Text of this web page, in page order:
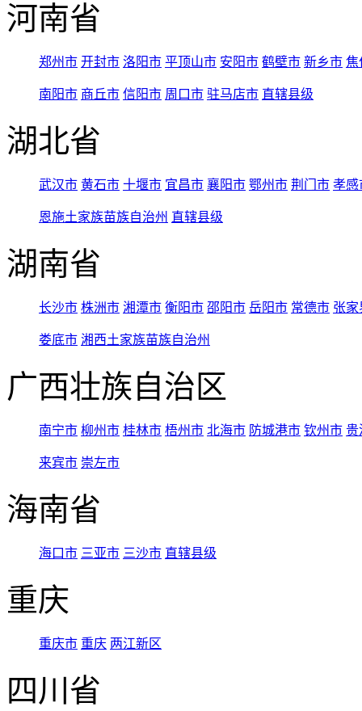
河南省
郑州市 开封市 洛阳市 平顶山市 安阳市 鹤壁市 新乡市 焦
南阳市 商丘市 信阳市 周口市 驻马店市 直辖县级
湖北省
武汉市 黄石市 十堰市 宜昌市 襄阳市 鄂州市 荆门市 孝感
恩施土家族苗族自治州 直辖县级
湖南省
长沙市 株洲市 湘潭市 衡阳市 邵阳市 岳阳市 常德市 张家
娄底市 湘西土家族苗族自治州
广西壮族自治区
南宁市 柳州市 桂林市 梧州市 北海市 防城港市 钦州市 贵
来宾市 崇左市
海南省
海口市 三亚市 三沙市 直辖县级
重庆
重庆市 重庆 两江新区
四川省